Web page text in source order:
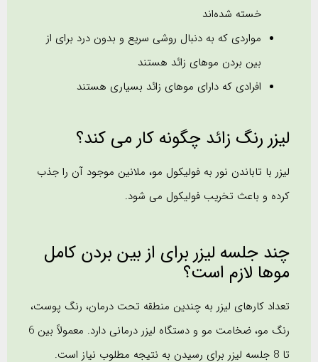
خسته شده‌اند
مواردی که به دنبال روشی سریع و بدون درد برای از
بین بردن موهای زائد هستند
افرادی که دارای موهای زائد بسیاری هستند
لیزر رنگ زائد چگونه کار می کند؟
لیزر با تاباندن نور به فولیکول مو، ملانین موجود آن را جذب
کرده و باعث تخریب فولیکول می شود.
چند جلسه لیزر برای از بین بردن کامل
موها لازم است؟
تعداد کارهای لیزر به چندین منطقه تحت درمان، رنگ پوست،
رنگ مو، ضخامت مو و دستگاه لیزر درمانی دارد. معمولاً بین 6
تا 8 جلسه لیزر برای رسیدن به نتیجه مطلوب نیاز است.